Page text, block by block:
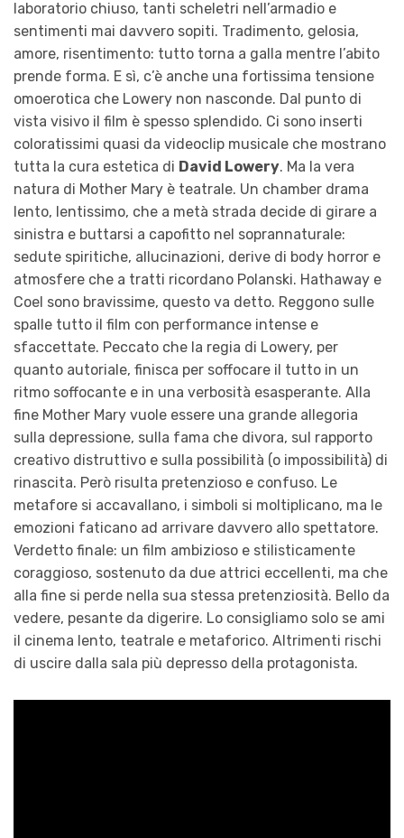
laboratorio chiuso, tanti scheletri nell’armadio e
sentimenti mai davvero sopiti. Tradimento, gelosia,
amore, risentimento: tutto torna a galla mentre l’abito
prende forma. E sì, c’è anche una fortissima tensione
omoerotica che Lowery non nasconde. Dal punto di
vista visivo il film è spesso splendido. Ci sono inserti
coloratissimi quasi da videoclip musicale che mostrano
tutta la cura estetica di David Lowery. Ma la vera
natura di Mother Mary è teatrale. Un chamber drama
lento, lentissimo, che a metà strada decide di girare a
sinistra e buttarsi a capofitto nel soprannaturale:
sedute spiritiche, allucinazioni, derive di body horror e
atmosfere che a tratti ricordano Polanski. Hathaway e
Coel sono bravissime, questo va detto. Reggono sulle
spalle tutto il film con performance intense e
sfaccettate. Peccato che la regia di Lowery, per
quanto autoriale, finisca per soffocare il tutto in un
ritmo soffocante e in una verbosità esasperante. Alla
fine Mother Mary vuole essere una grande allegoria
sulla depressione, sulla fama che divora, sul rapporto
creativo distruttivo e sulla possibilità (o impossibilità) di
rinascita. Però risulta pretenzioso e confuso. Le
metafore si accavallano, i simboli si moltiplicano, ma le
emozioni faticano ad arrivare davvero allo spettatore.
Verdetto finale: un film ambizioso e stilisticamente
coraggioso, sostenuto da due attrici eccellenti, ma che
alla fine si perde nella sua stessa pretenziosità. Bello da
vedere, pesante da digerire. Lo consigliamo solo se ami
il cinema lento, teatrale e metaforico. Altrimenti rischi
di uscire dalla sala più depresso della protagonista.